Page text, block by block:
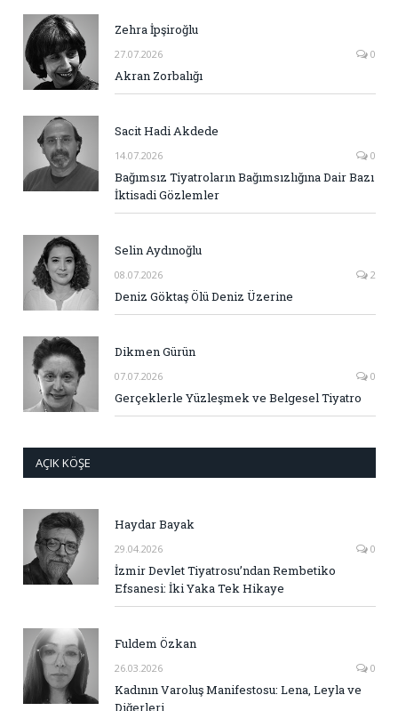
Zehra İpşiroğlu
27.07.2026 0
Akran Zorbalığı
Sacit Hadi Akdede
14.07.2026 0
Bağımsız Tiyatroların Bağımsızlığına Dair Bazı
İktisadi Gözlemler
Selin Aydınoğlu
08.07.2026 2
Deniz Göktaş Ölü Deniz Üzerine
Dikmen Gürün
07.07.2026 0
Gerçeklerle Yüzleşmek ve Belgesel Tiyatro
AÇIK KÖŞE
Haydar Bayak
29.04.2026 0
İzmir Devlet Tiyatrosu’ndan Rembetiko
Efsanesi: İki Yaka Tek Hikaye
Fuldem Özkan
26.03.2026 0
Kadının Varoluş Manifestosu: Lena, Leyla ve
Diğerleri